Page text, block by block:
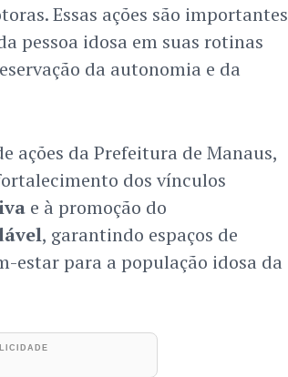
Essas ações são importantes
pessoa idosa em suas rotinas
da autonomia e da
ações da Prefeitura de Manaus,
dos vínculos
e à promoção do
, garantindo espaços de
estar para a população idosa da